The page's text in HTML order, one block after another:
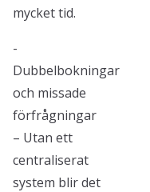
mycket tid.
-
Dubbelbokningar
och missade
förfrågningar
– Utan ett
centraliserat
system blir det